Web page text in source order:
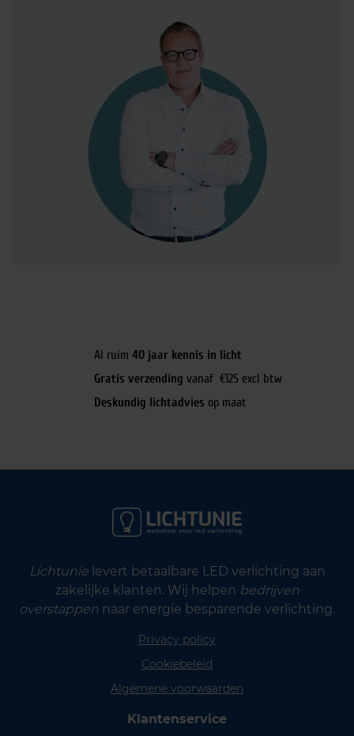
Al ruim 40 jaar kennis in licht
Gratis verzending vanaf €125 excl btw
Deskundig lichtadvies op maat
Lichtunielevert betaalbare LED verlichting aan
zakelijke klanten. Wij helpen bedrijven
overstappen naar energie besparende verlichting.
Privacy policy
Cookiebeleid
Algemene voorwaarden
Klantenservice